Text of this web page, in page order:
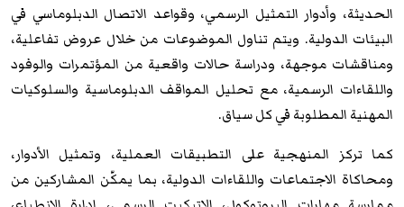
الحديثة، وأدوار التمثيل الرسمي، وقواعد الاتصال الدبلوماسي في
البيئات الدولية. ويتم تناول الموضوعات من خلال عروض تفاعلية،
ومناقشات موجهة، ودراسة حالات واقعية من المؤتمرات والوفود
واللقاءات الرسمية، مع تحليل المواقف الدبلوماسية والسلوكيات
المهنية المطلوبة في كل سياق.
كما تركز المنهجية على التطبيقات العملية، وتمثيل الأدوار،
ومحاكاة الاجتماعات واللقاءات الدولية، بما يمكّن المشاركين من